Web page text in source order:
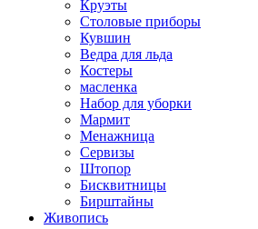
Круэты
Столовые приборы
Кувшин
Ведра для льда
Костеры
масленка
Набор для уборки
Мармит
Менажница
Сервизы
Штопор
Бисквитницы
Бирштайны
Живопись